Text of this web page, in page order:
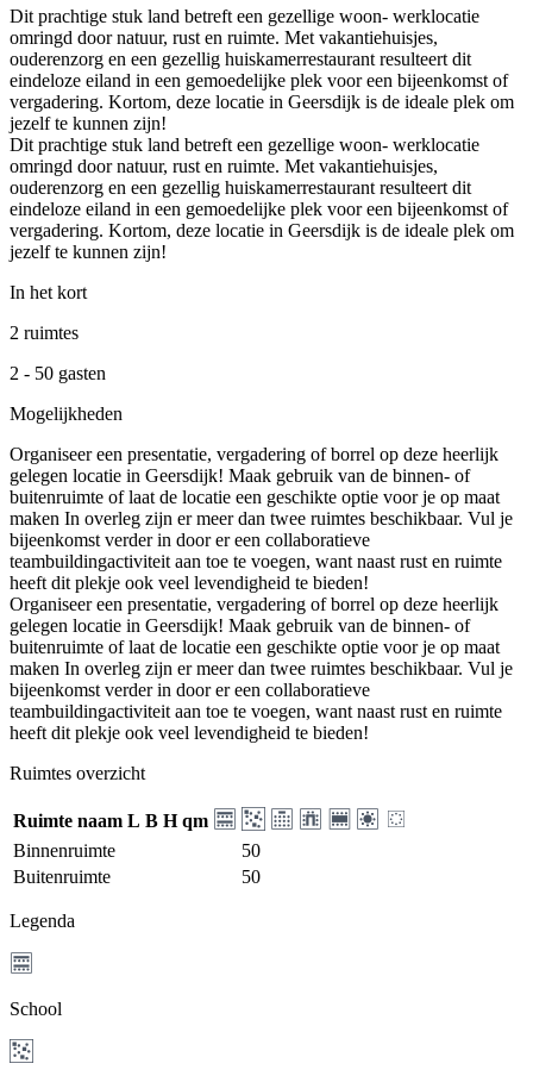
Dit prachtige stuk land betreft een gezellige woon- werklocatie
omringd door natuur, rust en ruimte. Met vakantiehuisjes,
ouderenzorg en een gezellig huiskamerrestaurant resulteert dit
eindeloze eiland in een gemoedelijke plek voor een bijeenkomst of
vergadering. Kortom, deze locatie in Geersdijk is de ideale plek om
jezelf te kunnen zijn!
Dit prachtige stuk land betreft een gezellige woon- werklocatie
omringd door natuur, rust en ruimte. Met vakantiehuisjes,
ouderenzorg en een gezellig huiskamerrestaurant resulteert dit
eindeloze eiland in een gemoedelijke plek voor een bijeenkomst of
vergadering. Kortom, deze locatie in Geersdijk is de ideale plek om
jezelf te kunnen zijn!
In het kort
2 ruimtes
2 - 50 gasten
Mogelijkheden
Organiseer een presentatie, vergadering of borrel op deze heerlijk
gelegen locatie in Geersdijk! Maak gebruik van de binnen- of
buitenruimte of laat de locatie een geschikte optie voor je op maat
maken In overleg zijn er meer dan twee ruimtes beschikbaar. Vul je
bijeenkomst verder in door er een collaboratieve
teambuildingactiviteit aan toe te voegen, want naast rust en ruimte
heeft dit plekje ook veel levendigheid te bieden!
Organiseer een presentatie, vergadering of borrel op deze heerlijk
gelegen locatie in Geersdijk! Maak gebruik van de binnen- of
buitenruimte of laat de locatie een geschikte optie voor je op maat
maken In overleg zijn er meer dan twee ruimtes beschikbaar. Vul je
bijeenkomst verder in door er een collaboratieve
teambuildingactiviteit aan toe te voegen, want naast rust en ruimte
heeft dit plekje ook veel levendigheid te bieden!
Ruimtes overzicht
Ruimte naam L B H qm
Binnenruimte
50
Buitenruimte
50
Legenda
School